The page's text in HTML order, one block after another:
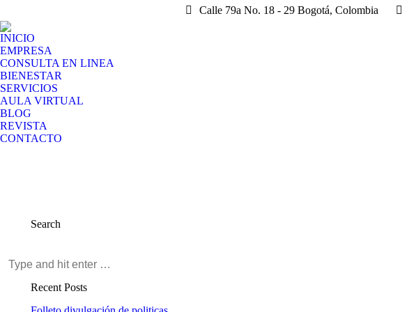
Calle 79a No. 18 - 29 Bogotá, Colombia
INICIO
EMPRESA
CONSULTA EN LINEA
BIENESTAR
SERVICIOS
AULA VIRTUAL
BLOG
REVISTA
CONTACTO
Search
Recent Posts